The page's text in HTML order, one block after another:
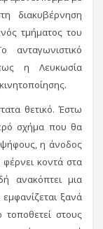
διακυβέρνηση
τμήματος του
ανταγωνιστικό
η Λευκωσία
θετικό. Έστω
σχήμα που θα
ψήφους, η άνοδος
φέρνει κοντά στα
ανακόπτει μια
ξανά
στους